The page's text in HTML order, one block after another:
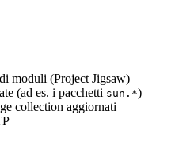
moduli (Project Jigsaw)
(ad es. i pacchetti sun.*)
collection aggiornati